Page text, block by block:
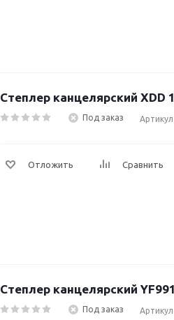
Степлер канцелярский XDD
Под заказ
Отложить Сравнить
Степлер канцелярский
Под заказ